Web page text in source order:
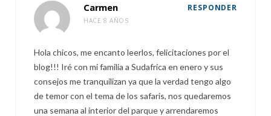
Carmen
HACE 8 AÑOS
RESPONDER
Hola chicos, me encanto leerlos, felicitaciones por el
blog!!! Iré con mi familia a Sudafrica en enero y sus
consejos me tranquilizan ya que la verdad tengo algo
de temor con el tema de los safaris, nos quedaremos
una semana al interior del parque y arrendaremos